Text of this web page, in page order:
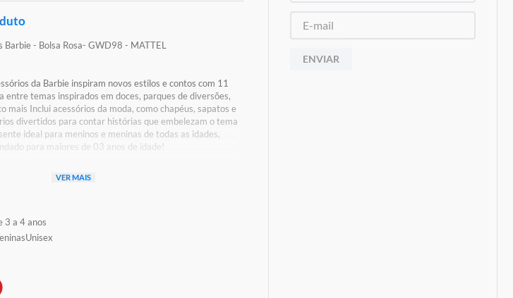
Barbie - Bolsa Rosa- GWD98 - MATTEL
da Barbie inspiram novos estilos e contos com 11
entre temas inspirados em doces, parques de diversões,
mais Inclui acessórios da moda, como chapéus, sapatos e
divertidos para contar histórias que embelezam o tema
ideal para meninos e meninas de todas as idades,
para maiores de 03 anos de idade!
Registro: 012069/2021 OCP:0061
Barbie - Bolsa Rosa
VER MAIS
3 a 4 anos
Unisex
ENVIAR